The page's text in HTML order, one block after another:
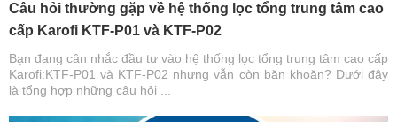
Câu hỏi thường gặp về hệ thống lọc tổng trung tâm cao
cấp Karofi KTF-P01 và KTF-P02
Bạn đang cân nhắc đầu tư vào hệ thống lọc tổng trung tâm cao cấp
Karofi:KTF-P01 và KTF-P02 nhưng vẫn còn băn khoăn? Dưới đây
là tổng hợp những câu hỏi ...